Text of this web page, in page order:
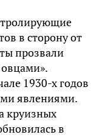
в сторону от
прозвали
1930-х годов
явлениями.
круизных
в